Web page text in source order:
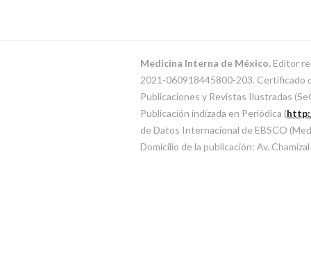
Medicina Interna de México.Editor
2021-060918445800-203. Certificado
Publicaciones y Revistas Ilustradas
Publicación indizada en Periódica (
de Datos Internacional de EBSCO
Domicilio de la publicación: Av.